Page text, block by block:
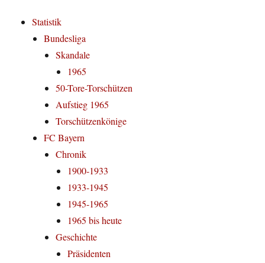
Statistik
Bundesliga
Skandale
1965
50-Tore-Torschützen
Aufstieg 1965
Torschützenkönige
FC Bayern
Chronik
1900-1933
1933-1945
1945-1965
1965 bis heute
Geschichte
Präsidenten